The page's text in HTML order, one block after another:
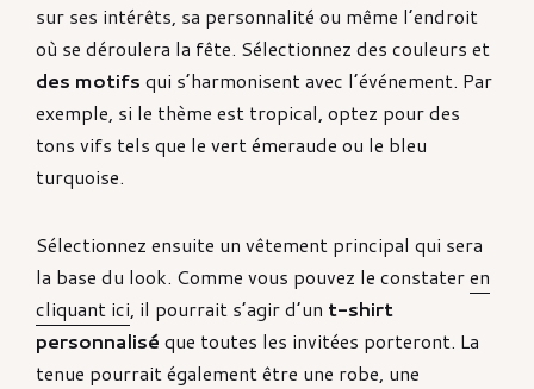
sur ses intérêts, sa personnalité ou même l’endroit
où se déroulera la fête. Sélectionnez des couleurs et
des motifs qui s’harmonisent avec l’événement. Par
exemple, si le thème est tropical, optez pour des
tons vifs tels que le vert émeraude ou le bleu
turquoise.
Sélectionnez ensuite un vêtement principal qui sera
la base du look. Comme vous pouvez le constateren
cliquant ici, il pourrait s’agir d’un t-shirt
personnalisé que toutes les invitées porteront. La
tenue pourrait également être une robe, une